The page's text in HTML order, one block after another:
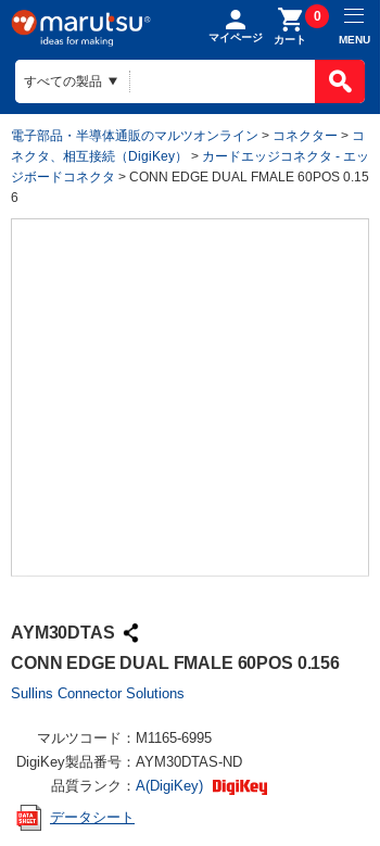
マイページ カート
0
MENU
電子部品・半導体通販のマルツオンライン > コネクター > コ
ネクタ、相互接続（DigiKey）
> カードエッジコネクタ - エッ
ジボードコネクタ > CONN EDGE DUAL FMALE 60POS 0.15
6
AYM30DTAS
CONN EDGE DUAL FMALE 60POS 0.156
Sullins Connector Solutions
マルツコード： M1165-6995
DigiKey製品番号： AYM30DTAS-ND
品質ランク： A(DigiKey)
データシート